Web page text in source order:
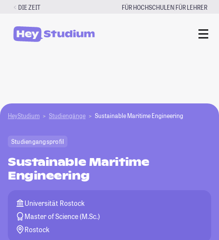
Zum
springen
DIE ZEIT FÜR HOCHSCHULEN|FÜR LEHRER
HeyStudium Studiengänge Sustainable Maritime Engineering
Studiengangsprofil
Sustainable Maritime
Engineering
Universität Rostock
Master of Science (M.Sc.)
Rostock